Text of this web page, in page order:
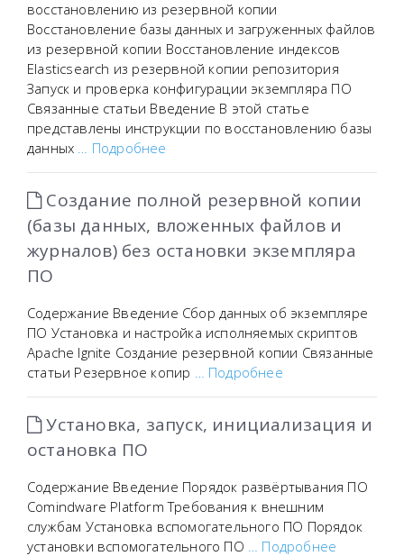
восстановлению из резервной копии
Восстановление базы данных и загруженных файлов
из резервной копии Восстановление индексов
Elasticsearch из резервной копии репозитория
Запуск и проверка конфигурации экземпляра ПО
Связанные статьи Введение В этой статье
представлены инструкции по восстановлению базы
данных … Подробнее
Создание полной резервной копии
(базы данных, вложенных файлов и
журналов) без остановки экземпляра
ПО
Содержание Введение Сбор данных об экземпляре
ПО Установка и настройка исполняемых скриптов
Apache Ignite Создание резервной копии Связанные
статьи Резервное копир … Подробнее
Установка, запуск, инициализация и
остановка ПО
Содержание Введение Порядок развёртывания ПО
Comindware Platform Требования к внешним
службам Установка вспомогательного ПО Порядок
установки вспомогательного ПО … Подробнее